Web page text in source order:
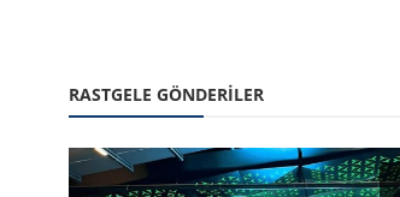
RASTGELE GÖNDERILER